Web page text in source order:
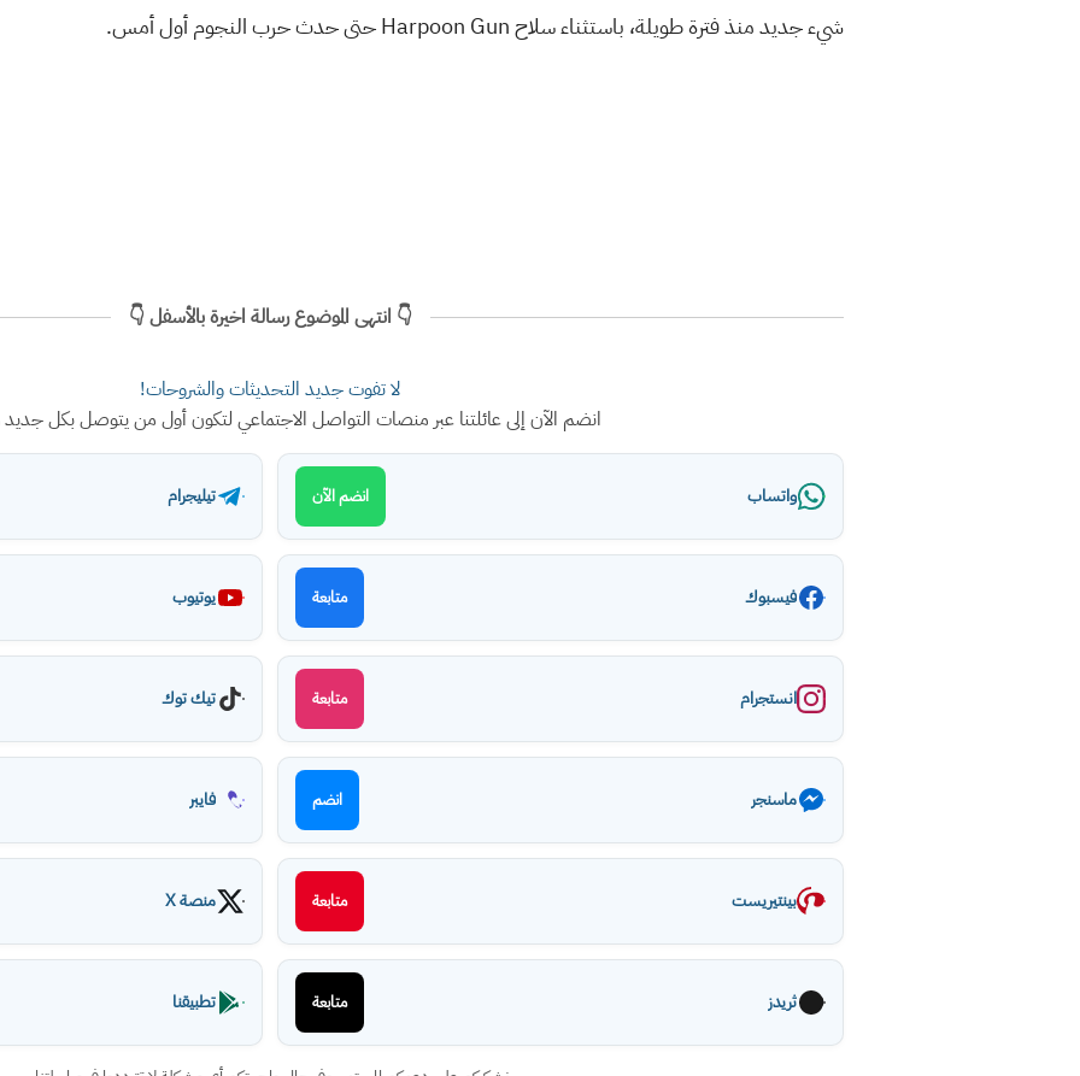
شيء جديد منذ فترة طويلة، باستثناء سلاح Harpoon Gun حتى حدث حرب النجوم أول أمس.
👇 انتهى الموضوع رسالة اخيرة بالأسفل 👇
لا تفوت جديد التحديثات والشروحات!
انضم الآن إلى عائلتنا عبر منصات التواصل الاجتماعي لتكون أول من يتوصل بكل
واتساب انضم الآن تيليجرام
فيسبوك متابعة يوتيوب
انستجرام متابعة تيك توك
ماسنجر انضم فايبر
بينتيريست متابعة منصة X
ثريدز متابعة تطبيقنا